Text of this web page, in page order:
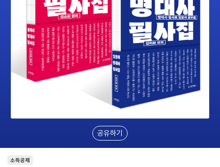
공유하기
소득공제